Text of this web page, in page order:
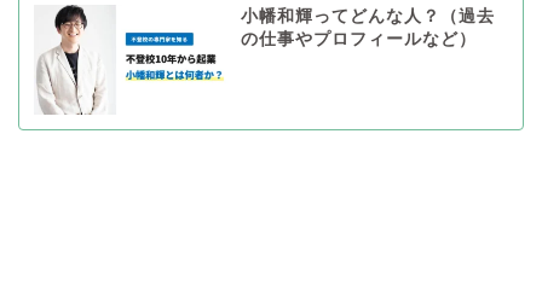
小幡和輝ってどんな人？（過去
の仕事やプロフィールなど）